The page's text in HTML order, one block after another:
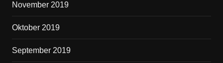
November 2019
Oktober 2019
September 2019